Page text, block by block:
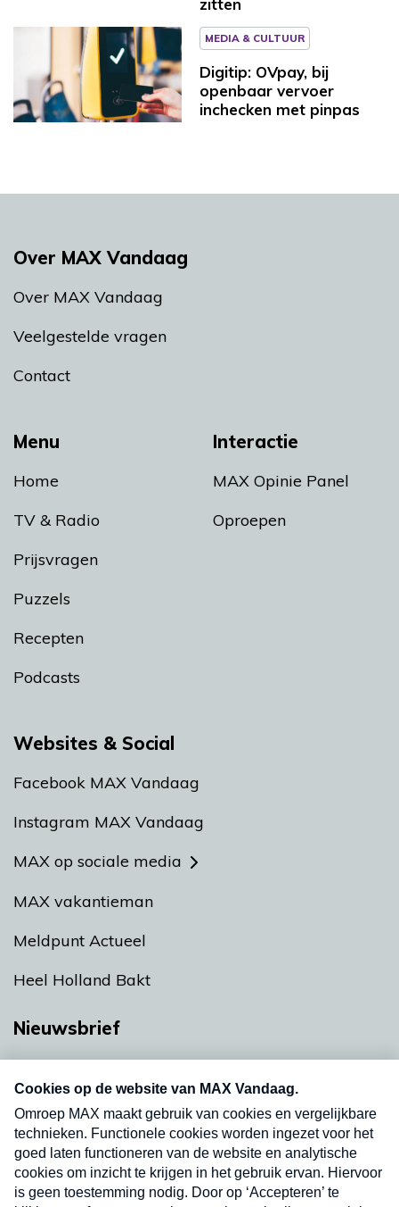
zitten
MEDIA & CULTUUR
Digitip: OVpay, bij
openbaar vervoer
inchecken met pinpas
Menu
Home
TV & Radio
Prijsvragen
Puzzels
Recepten
Podcasts
Interactie
MAX Opinie Panel
Oproepen
Over MAX Vandaag
Over MAX Vandaag
Veelgestelde vragen
Contact
Websites & Social
Facebook MAX Vandaag
Instagram MAX Vandaag
MAX op sociale media
MAX vakantieman
Meldpunt Actueel
Heel Holland Bakt
Nieuwsbrief
nieuwsbrief. Elke vrijdag- en dinsdagochtend in
uw mailbox.
Verzend